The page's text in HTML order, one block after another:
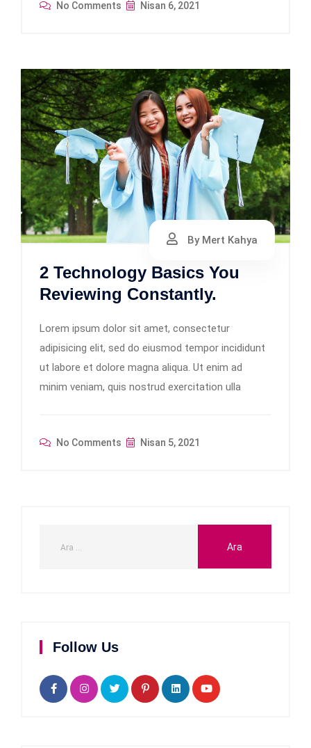
No Comments Nisan 6, 2021
By Mert Kahya
2 Technology Basics You
Reviewing Constantly.
Lorem ipsum dolor sit amet, consectetur
adipisicing elit, sed do eiusmod tempor incididunt
ut labore et dolore magna aliqua. Ut enim ad
minim veniam, quis nostrud exercitation ulla
No Comments Nisan 5, 2021
Follow Us